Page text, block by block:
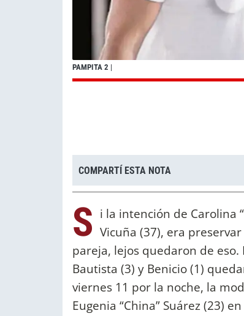
PAMPITA 2 |
COMPARTÍ ESTA NOTA
S i la intención de Carolina
Vicuña (37), era
pareja, lejos quedaron de
Bautista (3) y Benicio (1)
viernes 11 por la noche, la
Eugenia “China” Suárez (23)